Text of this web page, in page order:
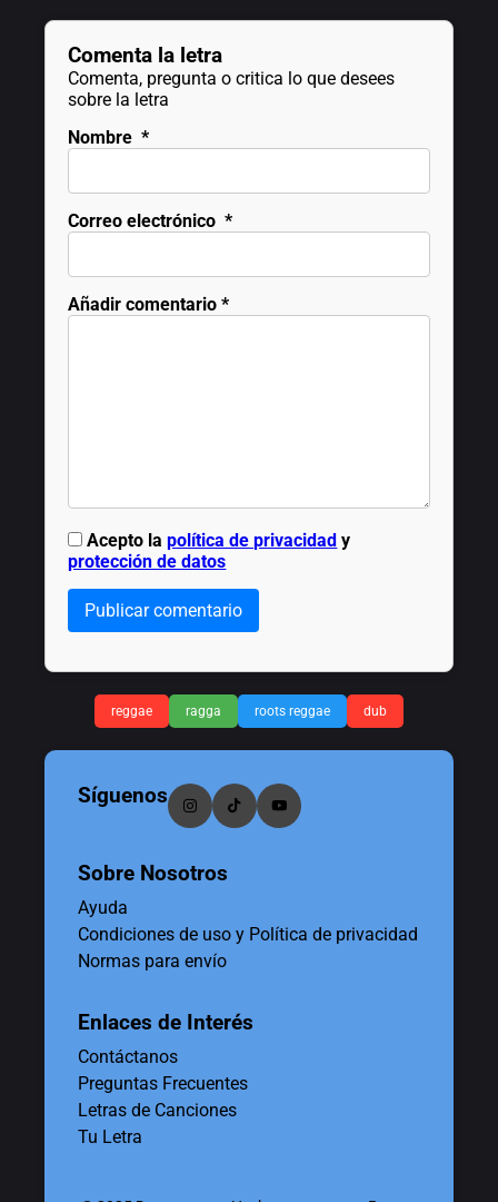
Comenta la letra
Comenta, pregunta o critica lo que desees
sobre la letra
Nombre *
Correo electrónico *
Añadir comentario *
Acepto lapolítica de privacidad y
protección de datos
Publicar comentario
reggae ragga roots reggae dub
Síguenos
Sobre Nosotros
Ayuda
Condiciones de uso y Política de privacidad
Normas para envío
Enlaces de Interés
Contáctanos
Preguntas Frecuentes
Letras de Canciones
Tu Letra